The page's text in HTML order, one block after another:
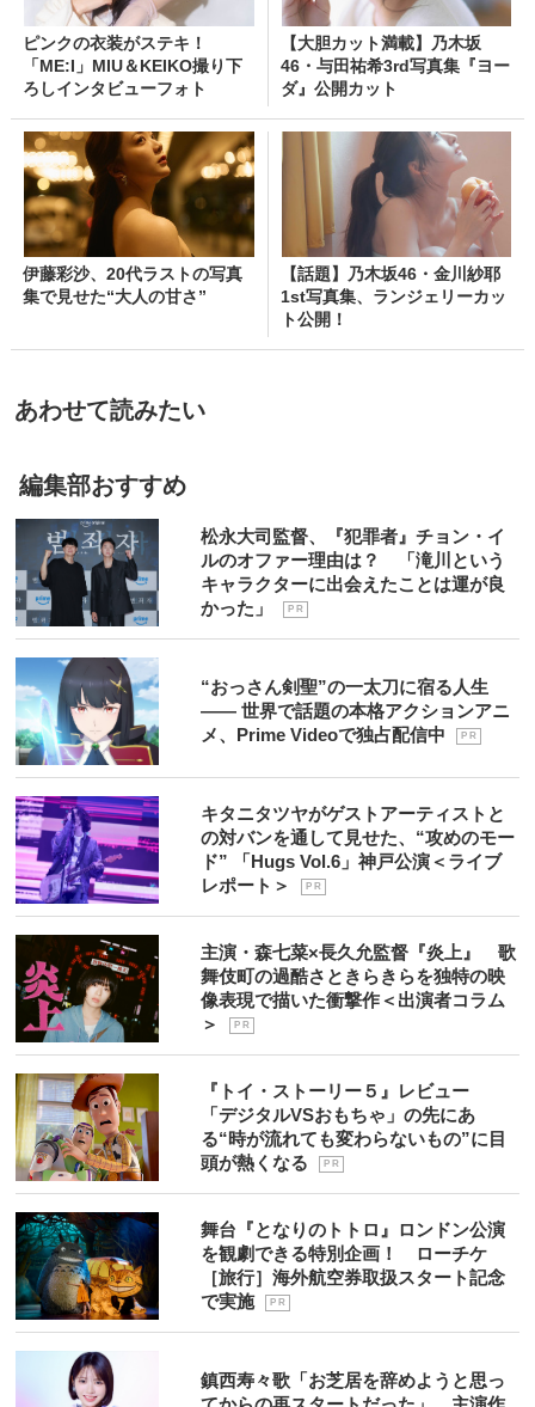
ピンクの衣装がステキ！
「ME:I」MIU＆KEIKO撮り下
ろしインタビューフォト
【大胆カット満載】乃木坂
46・与田祐希3rd写真集『ヨー
ダ』公開カット
伊藤彩沙、20代ラストの写真
集で見せた“大人の甘さ”
【話題】乃木坂46・金川紗耶
1st写真集、ランジェリーカッ
ト公開！
あわせて読みたい
編集部おすすめ
松永大司監督、『犯罪者』チョン・イ
ルのオファー理由は？ 「滝川という
キャラクターに出会えたことは運が良
かった」
P R
“おっさん剣聖”の一太刀に宿る人生
―― 世界で話題の本格アクションアニ
メ、Prime Videoで独占配信中
P R
キタニタツヤがゲストアーティストと
の対バンを通して見せた、“攻めのモー
ド” 「Hugs Vol.6」神戸公演＜ライブ
レポート＞
P R
主演・森七菜×長久允監督『炎上』 歌
舞伎町の過酷さときらきらを独特の映
像表現で描いた衝撃作＜出演者コラム
＞
P R
『トイ・ストーリー５』レビュー
「デジタルVSおもちゃ」の先にあ
る“時が流れても変わらないもの”に目
頭が熱くなる
P R
舞台『となりのトトロ』ロンドン公演
を観劇できる特別企画！ ローチケ
［旅行］海外航空券取扱スタート記念
で実施
P R
鎮西寿々歌「お芝居を辞めようと思っ